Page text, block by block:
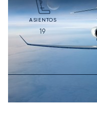
ASIENTOS
19